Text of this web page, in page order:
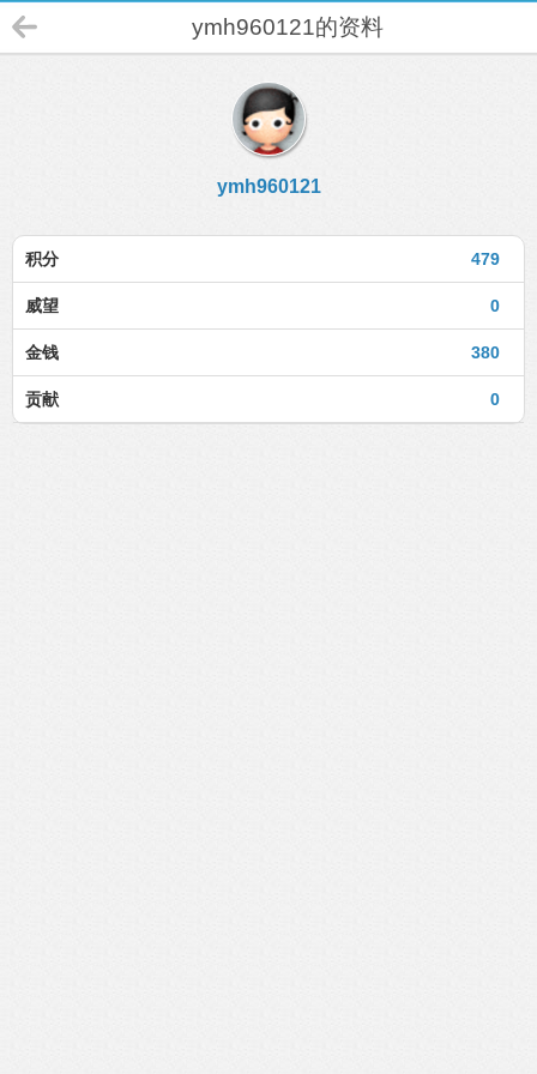
ymh960121的资料
ymh960121
479
积分
0
威望
380
金钱
0
贡献